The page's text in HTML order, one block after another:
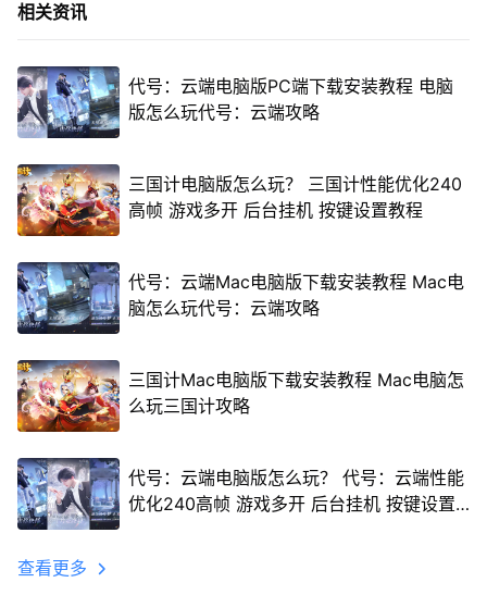
相关资讯
代号：云端电脑版PC端下载安装教程 电脑
版怎么玩代号：云端攻略
三国计电脑版怎么玩？ 三国计性能优化240
高帧 游戏多开 后台挂机 按键设置教程
代号：云端Mac电脑版下载安装教程 Mac电
脑怎么玩代号：云端攻略
三国计Mac电脑版下载安装教程 Mac电脑怎
么玩三国计攻略
代号：云端电脑版怎么玩？ 代号：云端性能
优化240高帧 游戏多开 后台挂机 按键设置
查看更多